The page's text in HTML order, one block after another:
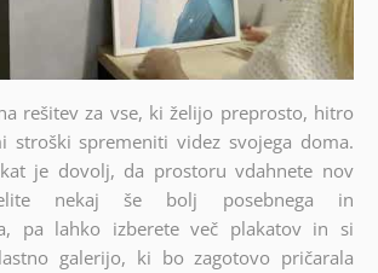
rešitev za vse, ki želijo preprosto, hitro
stroški spremeniti videz svojega doma.
je dovolj, da prostoru vdahnete nov
nekaj še bolj posebnega in
pa lahko izberete več plakatov in si
galerijo, ki bo zagotovo pričarala